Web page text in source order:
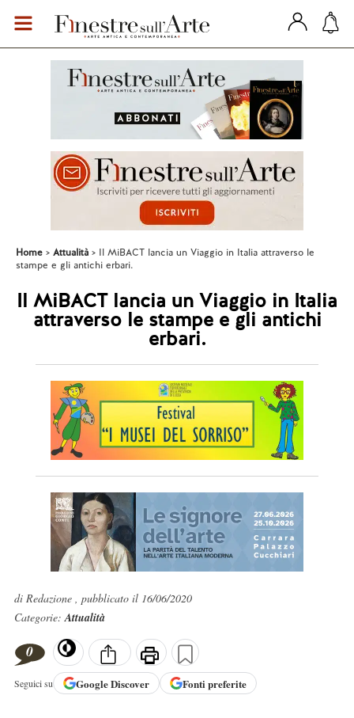
Home Attualità
Il MiBACT lancia un Viaggio in Italia attraverso le
stampe e gli antichi erbari.
Il MiBACT lancia un Viaggio in Italia
attraverso le stampe e gli antichi
erbari.
di Redazione , pubblicato il 16/06/2020
Categorie:Attualità
0
Seguici su GoogleDiscover Fonti preferite